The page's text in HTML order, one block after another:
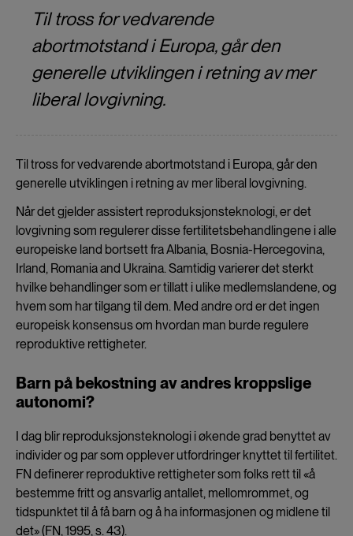
Til tross for vedvarende
abortmotstand i Europa, går den
generelle utviklingen i retning av mer
liberal lovgivning.
Til tross for vedvarende abortmotstand i Europa, går den
generelle utviklingen i retning av mer liberal lovgivning.
Når det gjelder assistert reproduksjonsteknologi, er det
lovgivning som regulerer disse fertilitetsbehandlingene i alle
europeiske land bortsett fra Albania, Bosnia-Hercegovina,
Irland, Romania and Ukraina. Samtidig varierer det sterkt
hvilke behandlinger som er tillatt i ulike medlemslandene, og
hvem som har tilgang til dem. Med andre ord er det ingen
europeisk konsensus om hvordan man burde regulere
reproduktive rettigheter.
Barn på bekostning av andres kroppslige
autonomi?
I dag blir reproduksjonsteknologi i økende grad benyttet av
individer og par som opplever utfordringer knyttet til fertilitet.
FN definerer reproduktive rettigheter som folks rett til «å
bestemme fritt og ansvarlig antallet, mellomrommet, og
tidspunktet til å få barn og å ha informasjonen og midlene til
det» (FN, 1995, s. 43).